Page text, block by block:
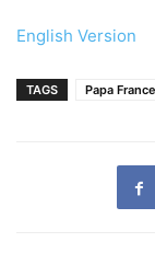
English Version
TAGS Papa